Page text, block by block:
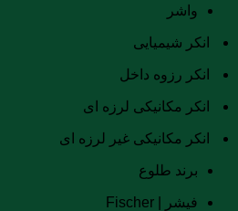
واشر
انکر شیمیایی
انکر رزوه داخل
انکر مکانیکی لرزه ای
انکر مکانیکی غیر لرزه ای
برند طلوع
فیشر | Fischer